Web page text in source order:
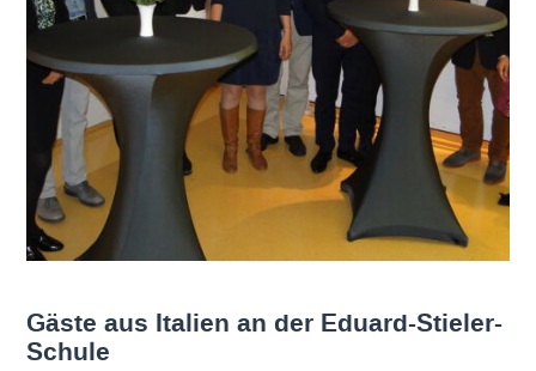
Gäste aus Italien an der Eduard-Stieler-
Schule